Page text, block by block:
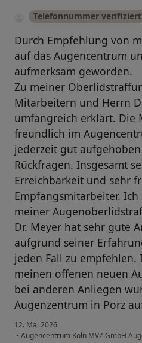
Telefonnummer verifiziert
Durch Empfehlung von
auf das Augencentrum
aufmerksam geworden.
Zu meiner
Mitarbeitern und Herrn
umfangreich erklärt. Die
freundlich im
jederzeit gut
Rückfragen. Insgesamt
Erreichbarkeit und sehr
Empfangsmitarbeiter.
meiner
Dr. Meyer hat sehr gute
aufgrund seiner
jeden Fall zu
meinen offenen neuen
bei anderen Anliegen
Augenzentrum in Porz
12. Mai 2026
• Augencentrum Köln MVZ GmbH